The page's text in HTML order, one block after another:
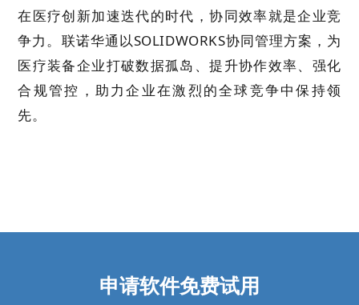
在医疗创新加速迭代的时代，协同效率就是企业竞
争力。联诺华通以SOLIDWORKS协同管理方案，为
医疗装备企业打破数据孤岛、提升协作效率、强化
合规管控，助力企业在激烈的全球竞争中保持领
先。
申请软件免费试用